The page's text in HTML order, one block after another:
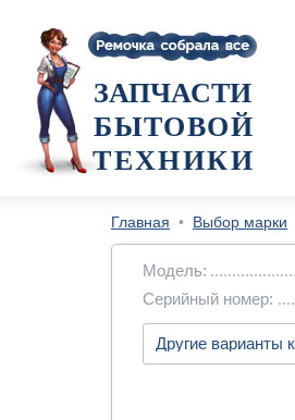
ЗАПЧАСТИ
БЫТОВОЙ
ТЕХНИКИ
Главная • Выбор марки
Модель:
Серийный номер: